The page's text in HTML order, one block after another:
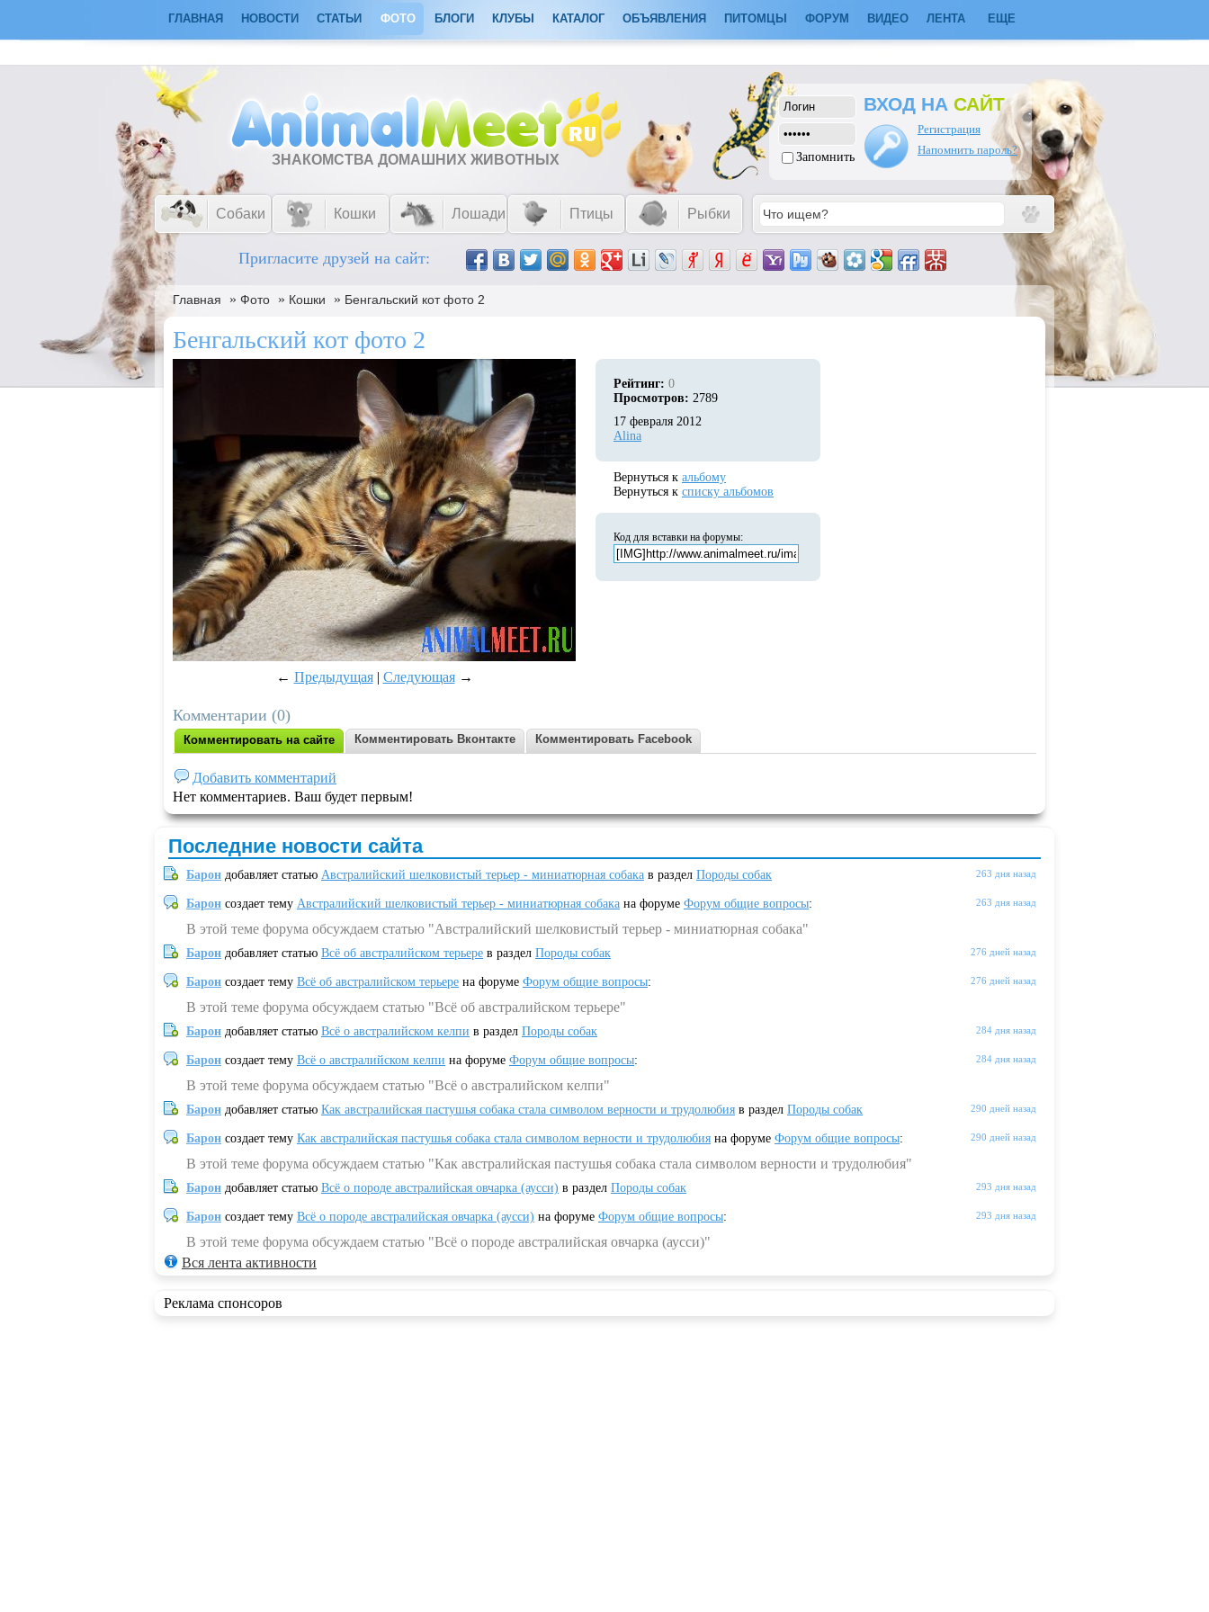
ГЛАВНАЯ НОВОСТИ СТАТЬИ ФОТО БЛОГИ КЛУБЫ КАТАЛОГ ОБЪЯВЛЕНИЯ ПИТОМЦЫ ФОРУМ ВИДЕО ЛЕНТА ЕЩЕ
ЗНАКОМСТВА ДОМАШНИХ ЖИВОТНЫХ Запомнить
ВХОД НА САЙТ
Регистрация
Напомнить пароль?
Собаки Кошки Лошади Птицы Рыбки
Пригласите друзей на сайт:
Главная » Фото » Кошки » Бенгальский кот фото 2
Бенгальский кот фото 2
← Предыдущая| Следующая→
Рейтинг: 0
Просмотров: 2789
17 февраля 2012
Alina
Вернуться к альбому
Вернуться к списку альбомов
Код для вставки на форумы:
Комментарии (0)
Комментировать на сайте Комментировать Вконтакте Комментировать Facebook
Добавить комментарий
Нет комментариев. Ваш будет первым!
Последние новости сайта
263 дня назад
Барон добавляет статью Австралийский шелковистый терьер - миниатюрная собака в раздел Породы собак
263 дня назад
Барон создает тему Австралийский шелковистый терьер - миниатюрная собака на форуме Форум общие вопросы:
В этой теме форума обсуждаем статью "Австралийский шелковистый терьер - миниатюрная собака"
276 дней назад
Барон добавляет статью Всё об австралийском терьере в раздел Породы собак
276 дней назад
Барон создает тему Всё об австралийском терьере на форуме Форум общие вопросы:
В этой теме форума обсуждаем статью "Всё об австралийском терьере"
284 дня назад
Барон добавляет статью Всё о австралийском келпи в раздел Породы собак
284 дня назад
Барон создает тему Всё о австралийском келпи на форуме Форум общие вопросы:
В этой теме форума обсуждаем статью "Всё о австралийском келпи"
290 дней назад
Барон добавляет статью Как австралийская пастушья собака стала символом верности и трудолюбия в раздел Породы собак
290 дней назад
Барон создает тему Как австралийская пастушья собака стала символом верности и трудолюбия на форуме Форум общие вопросы:
В этой теме форума обсуждаем статью "Как австралийская пастушья собака стала символом верности и трудолюбия"
293 дня назад
Барон добавляет статью Всё о породе австралийская овчарка (аусси) в раздел Породы собак
293 дня назад
Барон создает тему Всё о породе австралийская овчарка (аусси) на форуме Форум общие вопросы:
В этой теме форума обсуждаем статью "Всё о породе австралийская овчарка (аусси)"
Вся лента активности
Реклама спонсоров